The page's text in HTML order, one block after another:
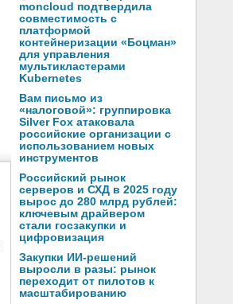
moncloud подтвердила
совместимость с
платформой
контейнеризации «Боцман»
для управления
мультикластерами
Kubernetes
Вам письмо из
«налоговой»: группировка
Silver Fox атаковала
российские организации с
использованием новых
инструментов
Российский рынок
серверов и СХД в 2025 году
вырос до 280 млрд рублей:
ключевым драйвером
стали госзакупки и
цифровизация
Закупки ИИ-решений
выросли в разы: рынок
переходит от пилотов к
масштабированию